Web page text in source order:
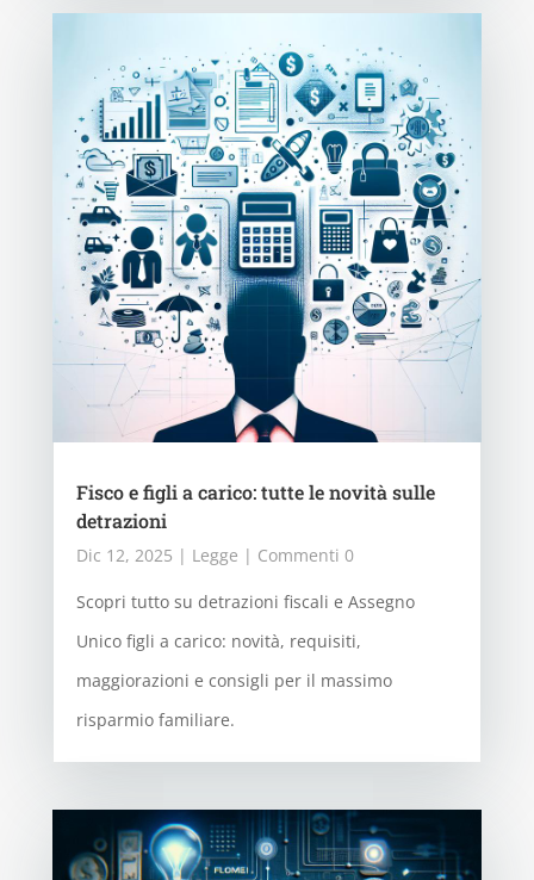
Fisco e figli a carico: tutte le novità sulle
detrazioni
Dic 12, 2025 | Legge | Commenti 0
Scopri tutto su detrazioni fiscali e Assegno
Unico figli a carico: novità, requisiti,
maggiorazioni e consigli per il massimo
risparmio familiare.